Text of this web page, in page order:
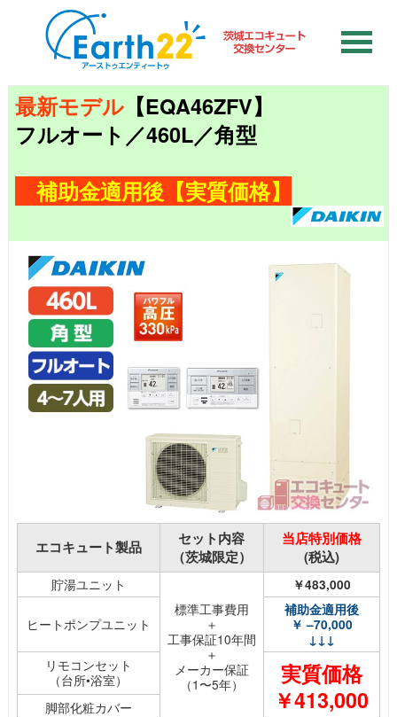
最新モデル 【EQA46ZFV】
フルオート／460L／角型
補助金適用後【実質価格】
エコキュート製品
セット内容
（茨城限定）
当店特別価格
(税込)
貯湯ユニット
標準工事費用
＋
工事保証10年間
＋
メーカー保証
（1〜5年）
￥483,000
ヒートポンプユニット
補助金適用後
￥ –70,000
↓↓↓
リモコンセット
（台所•浴室）
実質価格
￥413,000
脚部化粧カバー